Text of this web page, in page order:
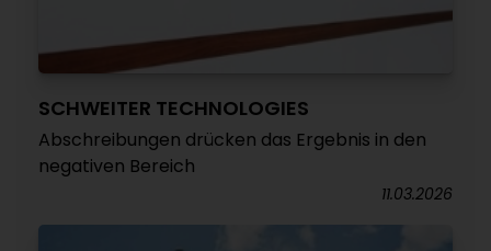
SCHWEITER TECHNOLOGIES
Abschreibungen drücken das Ergebnis in den
negativen Bereich
11.03.2026